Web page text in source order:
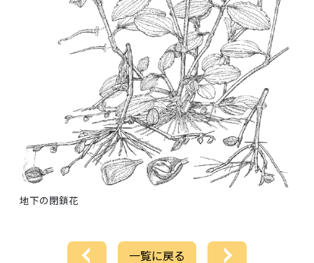
地下の閉鎖花
一覧に戻る